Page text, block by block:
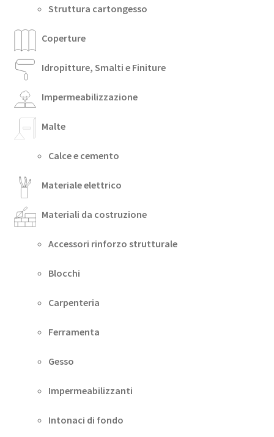
Struttura cartongesso
Coperture
Idropitture, Smalti e Finiture
Impermeabilizzazione
Malte
Calce e cemento
Materiale elettrico
Materiali da costruzione
Accessori rinforzo strutturale
Blocchi
Carpenteria
Ferramenta
Gesso
Impermeabilizzanti
Intonaci di fondo